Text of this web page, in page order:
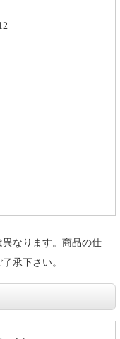
なります。商品の仕
承下さい。